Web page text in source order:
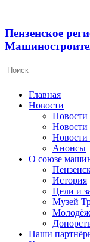
Пензенское
Главная
Новости
Новости
Новости
Новости
Анонсы
О союзе
История
Цели и
Музей
Наши